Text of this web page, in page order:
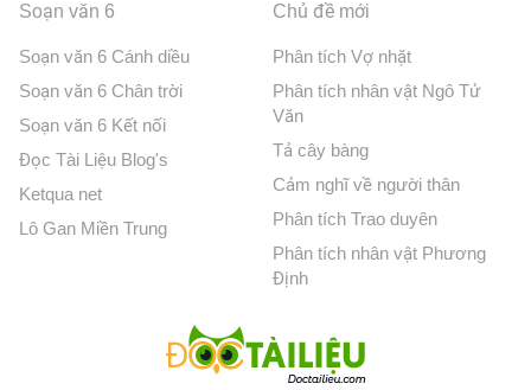
Soạn văn 6
Soạn văn 6 Cánh diều
Soạn văn 6 Chân trời
Soạn văn 6 Kết nối
Đọc Tài Liệu Blog's
Ketqua net
Lô Gan Miền Trung
Chủ đề mới
Phân tích Vợ nhặt
Phân tích nhân vật Ngô Tử
Văn
Tả cây bàng
Cảm nghĩ về người thân
Phân tích Trao duyên
Phân tích nhân vật Phương
Định